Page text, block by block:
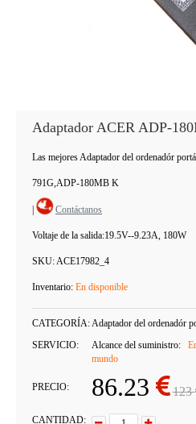
Adaptador ACER ADP-
Las mejores Adaptador del ordenadór
791G,ADP-180MB K
Contáctanos
Voltaje de la salida:19.5V--9.23A, 180W
SKU:ACE17982_4
Inventario: En disponible
CATEGORÍA:Adaptador del ordenadór
SERVICIO:
Alcance del suministro:
mundo
PRECIO: 86.23 123
CANTIDAD: